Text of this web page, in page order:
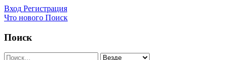
Вход Регистрация
Что нового Поиск
Поиск